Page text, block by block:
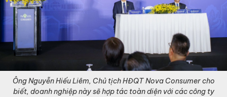
Ông Nguyễn Hiếu Liêm, Chủ tịch HĐQT Nova Consumer cho
biết, doanh nghiệp này sẽ hợp tác toàn diện với các công ty